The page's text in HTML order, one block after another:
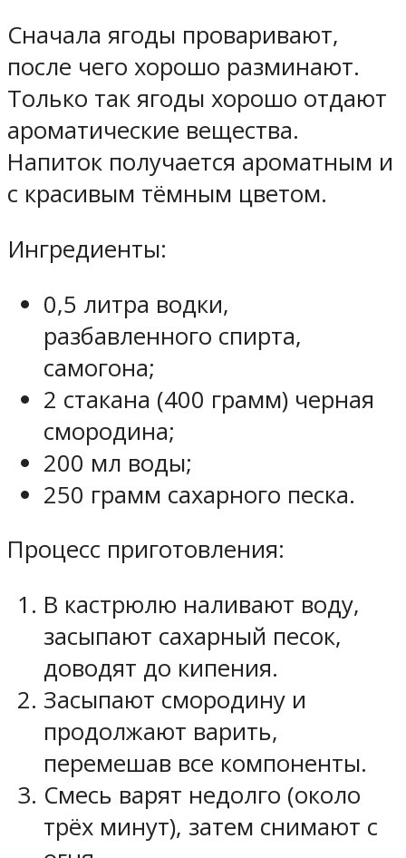
Сначала ягоды проваривают,
после чего хорошо разминают.
Только так ягоды хорошо отдают
ароматические вещества.
Напиток получается ароматным и
с красивым тёмным цветом.
Ингредиенты:
0,5 литра водки,
разбавленного спирта,
самогона;
2 стакана (400 грамм) черная
смородина;
200 мл воды;
250 грамм сахарного песка.
Процесс приготовления:
В кастрюлю наливают воду,
засыпают сахарный песок,
доводят до кипения.
Засыпают смородину и
продолжают варить,
перемешав все компоненты.
Смесь варят недолго (около
трёх минут), затем снимают с